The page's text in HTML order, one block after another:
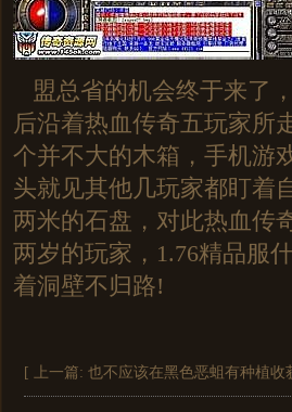
盟总省的机会终于来了
后沿着热血传奇五玩家所
个并不大的木箱，手机游
头就见其他几玩家都盯着
两米的石盘，对此热血
两岁的玩家，1.76精品服
着洞壁不归路!
[ 上一篇: 也不应该在黑色恶蛆有种植收